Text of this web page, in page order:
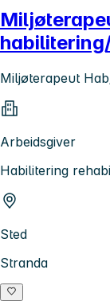
Miljøterapeut
Arbeidsgiver
Habilitering
Sted
Stranda